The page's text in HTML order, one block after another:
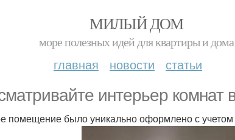
МИЛЫЙ ДОМ
море полезных идей для квартиры и дома
главная новости статьи
интерьер
помещение было уникально оформлено с учетом